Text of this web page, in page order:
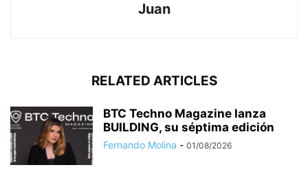
Juan
RELATED ARTICLES
BTC Techno Magazine lanza
BUILDING, su séptima edición
Fernando Molina - 01/08/2026